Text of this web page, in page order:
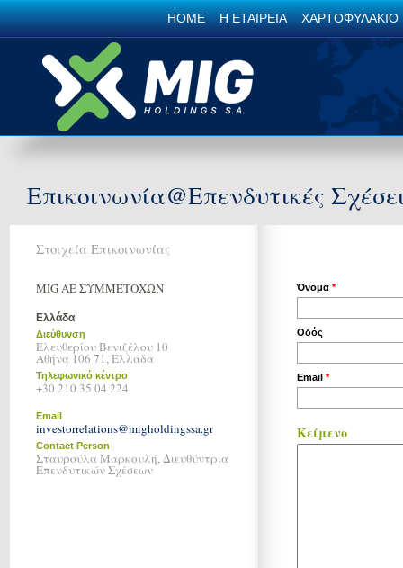
HOME Η ΕΤΑΙΡΕΙΑ ΧΑΡΤΟΦΥΛΑΚΙΟ
Επικοινωνία@Επενδυτικές
Στοιχεία Επικοινωνίας
MIG ΑΕ ΣΥΜΜΕΤΟΧΩΝ
Ελλάδα
Διεύθυνση
Ελευθερίου Βενιζέλου 10
Αθήνα 106 71, Ελλάδα
Τηλεφωνικό κέντρο
+30 210 35 04 224
Email
investorrelations@migholdingssa.gr
Contact Person
Σταυρούλα Μαρκουλή, Διευθύντρια
Επενδυτικών Σχέσεων
Όνομα
Οδός
Email
Κείμενο